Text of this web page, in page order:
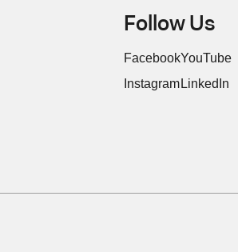
Follow Us
Facebook
Instagram
YouTube
LinkedIn